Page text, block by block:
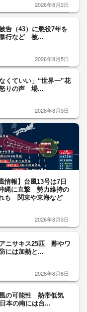
2026年8月2日
告（43）に懲役7年を
行など 被...
2026年8月5日
くていい」“世界一”花
怒りの声 場...
2026年8月3日
情報】台風13号は7日
縄に直撃 勢力維持の
も 関東や東海など
2026年8月3日
アニサキス25匹 酢やワ
には加熱と...
2026年8月6日
風の可能性 熱帯低気
本の南には台...